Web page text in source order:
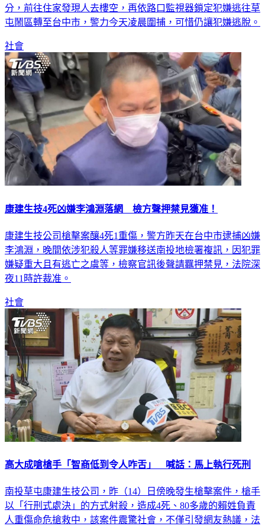
分，前往住家發現人去樓空，再依路口監視器鎖定犯嫌逃往草
屯鬧區轉至台中市，警力今天凌晨圍捕，可惜仍讓犯嫌逃脫。
社會
康建生技4死凶嫌李鴻淵落網 檢方聲押禁見獲准！
康建生技公司槍擊案釀4死1重傷，警方昨天在台中市逮捕凶嫌
李鴻淵，晚間依涉犯殺人等罪嫌移送南投地檢署複訊，因犯罪
嫌疑重大且有逃亡之虞等，檢察官訊後聲請羈押禁見，法院深
夜11時許裁准。
社會
高大成嗆槍手「智商低到令人咋舌」 喊話：馬上執行死刑
南投草屯康建生技公司，昨（14）日傍晚發生槍擊案件，槍手
以「行刑式處決」的方式射殺，造成4死、80多歲的賴姓負責
人重傷命危搶救中，該案件震驚社會，不僅引發網友熱議，法